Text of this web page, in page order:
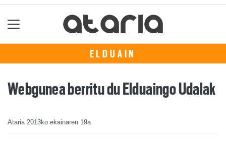
ELDUAIN
Webgunea berritu du Elduaingo Udalak
Ataria 2013ko ekainaren 19a